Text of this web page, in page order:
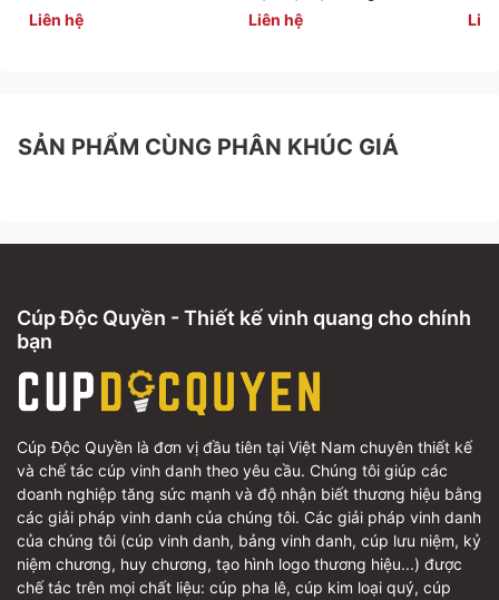
khắc không thể lặp lại.
Số lượng cúp hợp kim cao cấp, độc đáo cho mùa giải
2026 có hạn. Đừng bỏ lỡ cơ hội sở hữu biểu tượng
Liên hệ
Liên hệ
SẢN PHẨM CÙNG PHÂN KHÚC GIÁ
Cúp Độc Quyền - Thiết kế vinh quang cho chính
bạn
Cúp Độc Quyền là đơn vị đầu tiên tại Việt Nam chuyên thiết kế
và chế tác cúp vinh danh theo yêu cầu. Chúng tôi giúp các
doanh nghiệp tăng sức mạnh và độ nhận biết thương hiệu bằng
các giải pháp vinh danh của chúng tôi. Các giải pháp vinh danh
của chúng tôi (cúp vinh danh, bảng vinh danh, cúp lưu niệm, kỷ
niệm chương, huy chương, tạo hình logo thương hiệu...) được
chế tác trên mọi chất liệu: cúp pha lê, cúp kim loại quý, cúp